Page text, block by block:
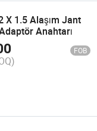
X 1.5 Alaşım Jant
Anahtarı
FOB